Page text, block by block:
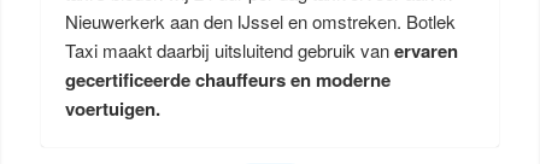
Nieuwerkerk aan den IJssel en omstreken. Botlek
Taxi maakt daarbij uitsluitend gebruik vanervaren
gecertificeerde chauffeurs en moderne
voertuigen.